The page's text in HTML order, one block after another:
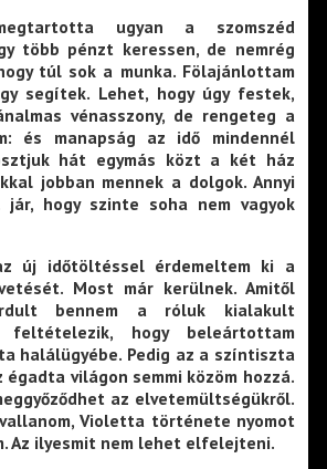
ugyan a szomszéd
több pénzt keressen, de nemrég
túl sok a munka. Fölajánlottam
segítek. Lehet, hogy úgy festek,
vénasszony, de rengeteg a
és manapság az idő mindennél
hát egymás közt a két ház
jobban mennek a dolgok. Annyi
hogy szinte soha nem vagyok
új időtöltéssel érdemeltem ki a
Most már kerülnek. Amitől
bennem a róluk kialakult
feltételezik, hogy beleártottam
halálügyébe. Pedig az a színtiszta
égadta világon semmi közöm hozzá.
az elvetemültségükről.
Violetta története nyomot
Az ilyesmit nem lehet elfelejteni.